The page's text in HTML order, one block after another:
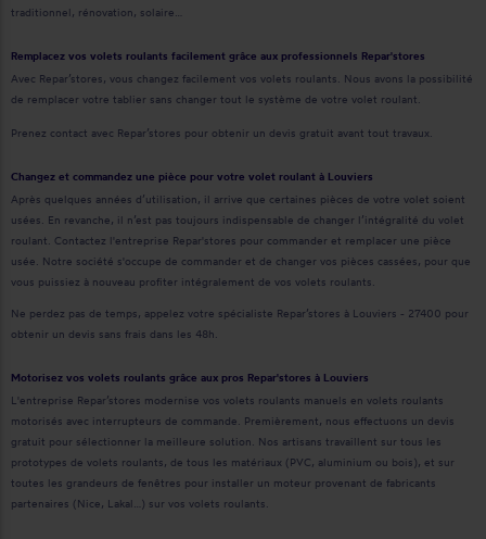
traditionnel, rénovation, solaire…
Remplacez vos volets roulants facilement grâce aux professionnels Repar'stores
Avec Repar’stores, vous changez facilement vos volets roulants. Nous avons la possibilité
de remplacer votre tablier sans changer tout le système de votre volet roulant.
Prenez contact avec Repar’stores pour obtenir un devis gratuit avant tout travaux.
Changez et commandez une pièce pour votre volet roulant à Louviers
Après quelques années d’utilisation, il arrive que certaines pièces de votre volet soient
usées. En revanche, il n’est pas toujours indispensable de changer l’intégralité du volet
roulant. Contactez l'entreprise Repar'stores pour commander et remplacer une pièce
usée. Notre société s'occupe de commander et de changer vos pièces cassées, pour que
vous puissiez à nouveau profiter intégralement de vos volets roulants.
Ne perdez pas de temps, appelez votre spécialiste Repar’stores à Louviers - 27400 pour
obtenir un devis sans frais dans les 48h.
Motorisez vos volets roulants grâce aux pros Repar'stores à Louviers
L'entreprise Repar’stores modernise vos volets roulants manuels en volets roulants
motorisés avec interrupteurs de commande. Premièrement, nous effectuons un devis
gratuit pour sélectionner la meilleure solution. Nos artisans travaillent sur tous les
prototypes de volets roulants, de tous les matériaux (PVC, aluminium ou bois), et sur
toutes les grandeurs de fenêtres pour installer un moteur provenant de fabricants
partenaires (Nice, Lakal…) sur vos volets roulants.